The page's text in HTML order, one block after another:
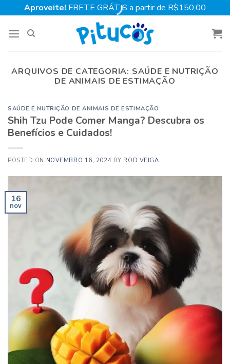
to
content
Aproveite! FRETE GRÁTIS a partir de R$150,00
ARQUIVOS DE CATEGORIA: SAÚDE E NUTRIÇÃO
DE ANIMAIS DE ESTIMAÇÃO
SAÚDE E NUTRIÇÃO DE ANIMAIS DE ESTIMAÇÃO
Shih Tzu Pode Comer Manga? Descubra os
Benefícios e Cuidados!
POSTED ON NOVEMBRO 16, 2024 BY ROD VEIGA
16
nov